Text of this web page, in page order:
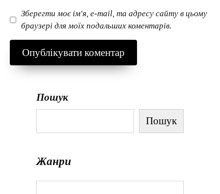
Зберегти моє ім'я, e-mail, та адресу сайту в цьому
браузері для моїх подальших коментарів.
Пошук
Пошук
Жанри